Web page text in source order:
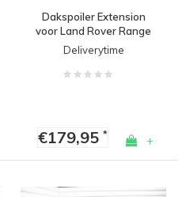
Dakspoiler Extension
voor Land Rover Range
Rover Sport L494
Deliverytime
€179,95* +